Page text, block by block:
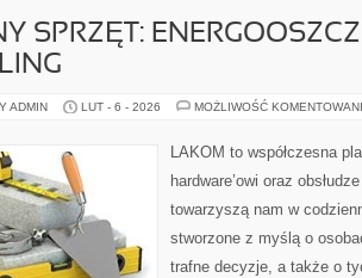
SPRZĘT:
ADMIN LUT - 6 - 2026 MOŻLIWOŚĆ
LAKOM to współczesna
hardware’owi oraz
towarzyszą nam w
stworzone z myślą o
trafne decyzje, a także o